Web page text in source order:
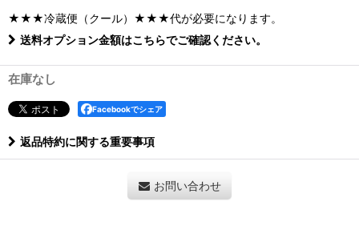
★★★冷蔵便（クール）★★★代が必要になります。
送料オプション金額はこちらでご確認ください。
在庫なし
Facebookでシェア
返品特約に関する重要事項
お問い合わせ